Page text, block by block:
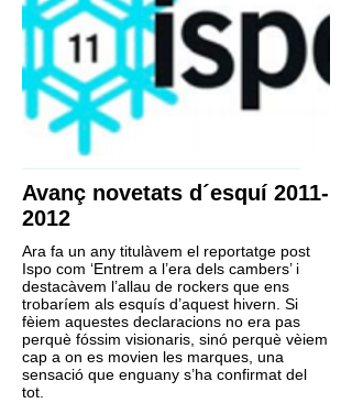
Avanç novetats d´esquí 2011-
2012
Ara fa un any titulàvem el reportatge post
Ispo com ‘Entrem a l’era dels cambers’ i
destacàvem l’allau de rockers que ens
trobaríem als esquís d’aquest hivern. Si
fèiem aquestes declaracions no era pas
perquè fóssim visionaris, sinó perquè vèiem
cap a on es movien les marques, una
sensació que enguany s’ha confirmat del
tot.